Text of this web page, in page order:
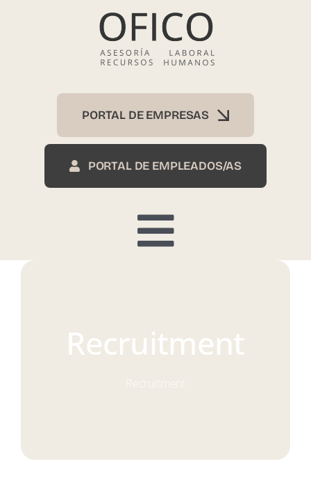
PORTAL DE EMPRESAS
PORTAL DE EMPLEADOS/AS
Toggle
Recruitment
Recruitment